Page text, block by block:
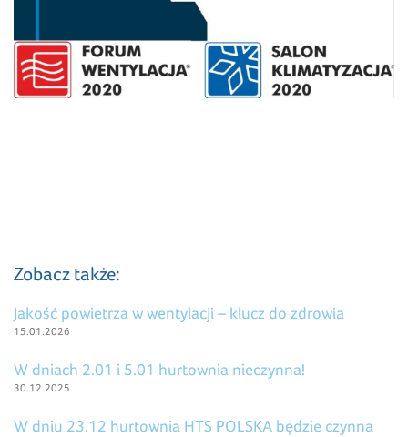
Zobacz także:
Jakość powietrza w wentylacji – klucz do zdrowia
15.01.2026
W dniach 2.01 i 5.01 hurtownia nieczynna!
30.12.2025
W dniu 23.12 hurtownia HTS POLSKA będzie czynna